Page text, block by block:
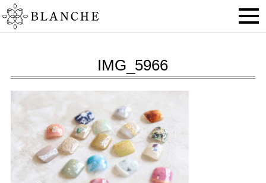
IMG_5966